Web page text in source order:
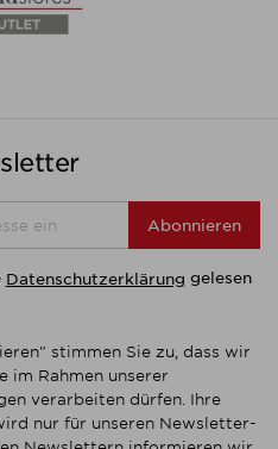
Abonnieren
Datenschutzerklärung gelesen
stimmen Sie zu, dass wir
im Rahmen unserer
verarbeiten dürfen. Ihre
nur für unseren Newsletter-